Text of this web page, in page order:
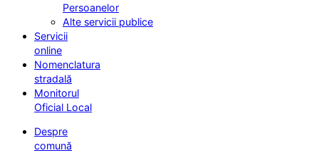
Persoanelor
Alte servicii publice
Servicii
online
Nomenclatura
stradală
Monitorul
Oficial Local
Despre
comună